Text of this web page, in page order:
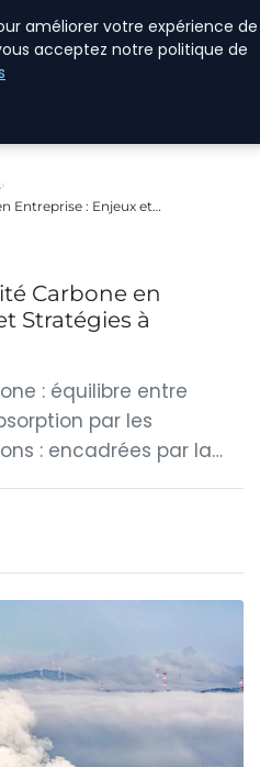
Entreprise : Enjeux et…
Carbone en
Stratégies à
: équilibre entre
par les
: encadrées par la…
améliorer votre expérience de
acceptez notre politique de